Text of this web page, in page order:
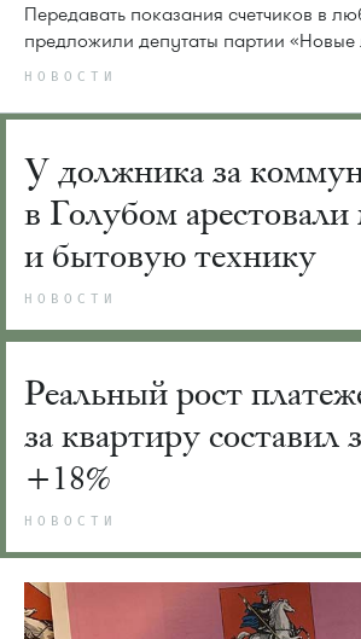
Передавать показания счетчиков в
предложили депутаты партии
НОВОСТИ
У должника за
в Голубом
и бытовую технику
НОВОСТИ
Реальный рост
за квартиру составил
+18%
НОВОСТИ